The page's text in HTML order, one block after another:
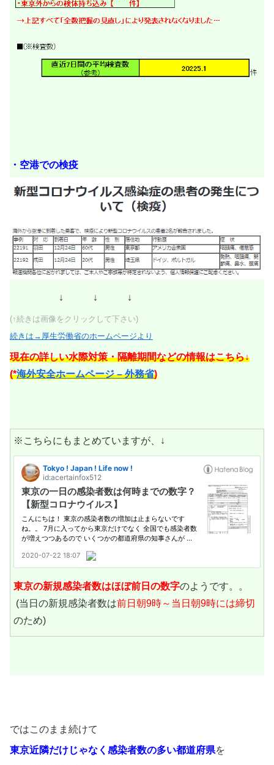
・空港での検疫
↓ ↓ ↓
(↑続きは画像をクリックして下さい)
続きは→厚生労働省のホームページより
現在の詳しい水際対策・隔離期間などの情報はこちら↓
(*海外安全ホームページ – 外務省)
※こちらにもまとめていますが、↓
東京の新規感染者数はほぼ前日の数字のようです。。
(当日の新規感染者数は前日朝9時～当日朝9時には締切
のため)
ではこのまま続けて
東京近隣だけじゃなく 感染者数の多い都道府県を